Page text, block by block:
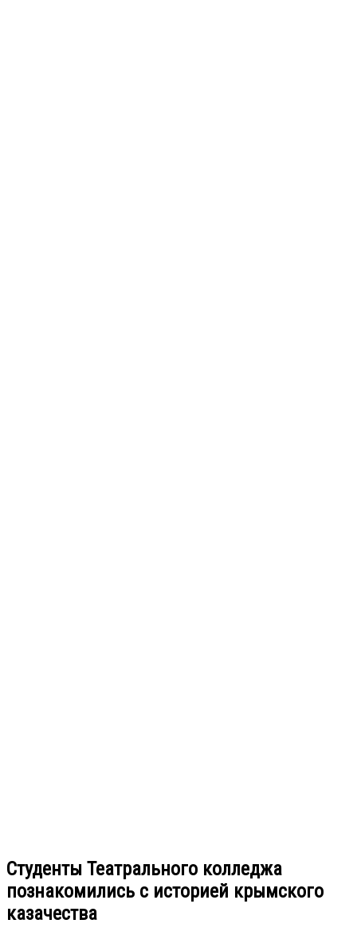
Студенты Театрального колледжа
познакомились с историей крымского
казачества